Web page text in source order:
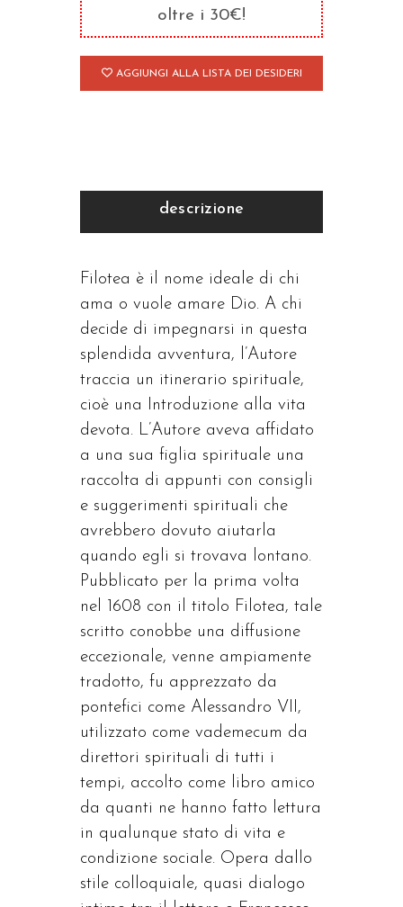
oltre i 30€!
AGGIUNGI ALLA LISTA DEI DESIDERI
descrizione
Filotea è il nome ideale di chi
ama o vuole amare Dio. A chi
decide di impegnarsi in questa
splendida avventura, l’Autore
traccia un itinerario spirituale,
cioè una Introduzione alla vita
devota. L’Autore aveva affidato
a una sua figlia spirituale una
raccolta di appunti con consigli
e suggerimenti spirituali che
avrebbero dovuto aiutarla
quando egli si trovava lontano.
Pubblicato per la prima volta
nel 1608 con il titolo Filotea, tale
scritto conobbe una diffusione
eccezionale, venne ampiamente
tradotto, fu apprezzato da
pontefici come Alessandro VII,
utilizzato come vademecum da
direttori spirituali di tutti i
tempi, accolto come libro amico
da quanti ne hanno fatto lettura
in qualunque stato di vita e
condizione sociale. Opera dallo
stile colloquiale, quasi dialogo